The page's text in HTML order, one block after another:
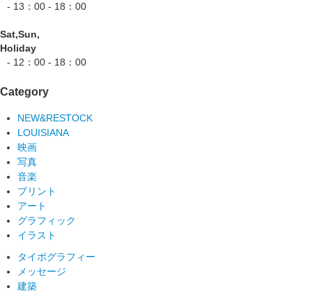
- 13：00 - 18：00
Sat,Sun,
Holiday
- 12：00 - 18：00
Category
NEW&RESTOCK
LOUISIANA
映画
写真
音楽
プリント
アート
グラフィック
イラスト
タイポグラフィー
メッセージ
建築